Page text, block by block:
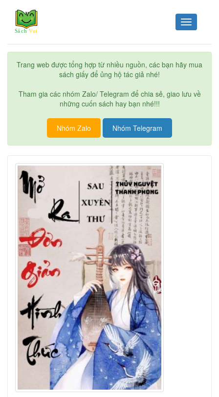
Toggle
navigation
Trang web được tổng hợp từ nhiều nguồn, các bạn hãy mua
sách giấy để ủng hộ tác giả nhé!
Tham gia các nhóm Zalo/ Telegram để chia sẻ, giao lưu về
những cuốn sách hay bạn nhé!!!
Nhóm Zalo Nhóm Telegram